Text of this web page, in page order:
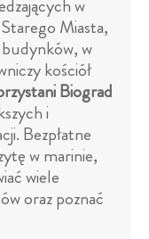
w
Miasta,
w
kościół
Biograd
i
Bezpłatne
w marinie,
wiele
oraz poznać